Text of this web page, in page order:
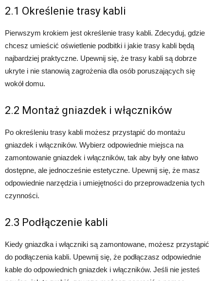
2.1 Określenie trasy kabli
Pierwszym krokiem jest określenie trasy kabli. Zdecyduj, gdzie
chcesz umieścić oświetlenie podbitki i jakie trasy kabli będą
najbardziej praktyczne. Upewnij się, że trasy kabli są dobrze
ukryte i nie stanowią zagrożenia dla osób poruszających się
wokół domu.
2.2 Montaż gniazdek i włączników
Po określeniu trasy kabli możesz przystąpić do montażu
gniazdek i włączników. Wybierz odpowiednie miejsca na
zamontowanie gniazdek i włączników, tak aby były one łatwo
dostępne, ale jednocześnie estetyczne. Upewnij się, że masz
odpowiednie narzędzia i umiejętności do przeprowadzenia tych
czynności.
2.3 Podłączenie kabli
Kiedy gniazdka i włączniki są zamontowane, możesz przystąpić
do podłączenia kabli. Upewnij się, że podłączasz odpowiednie
kable do odpowiednich gniazdek i włączników. Jeśli nie jesteś